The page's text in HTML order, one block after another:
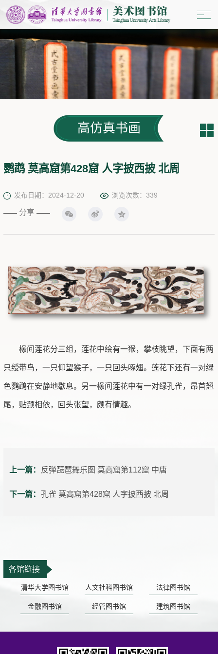
高仿真书画
鹦鹉 莫高窟第428窟 人字披西披 北周
发布日期：2024-12-20 浏览次数： 339
—— 分享 ——
椽间莲花分三组，莲花中绘有一猴，攀枝眺望，下面有两
只绶带鸟，一只仰望猴子，一只回头啄翅。莲花下还有一对绿
色鹦鹉在安静地歇息。另一椽间莲花中有一对绿孔雀，昂首翘
尾，贴颈相依，回头张望，颇有情趣。
上一篇： 反弹琵琶舞乐图 莫高窟第112窟 中唐
下一篇： 孔雀 莫高窟第428窟 人字披西披 北周
各馆链接
清华大学图书馆 人文社科图书馆 法律图书馆
金融图书馆 经管图书馆 建筑图书馆